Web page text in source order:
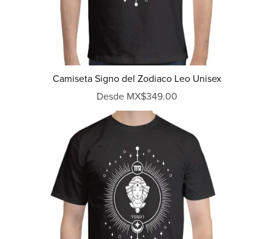
Camiseta Signo del Zodiaco Leo Unisex
Desde MX$349.00